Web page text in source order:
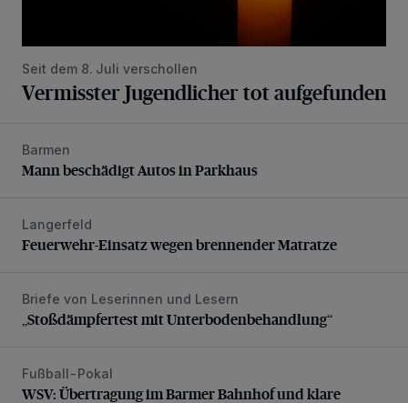
Seit dem 8. Juli verschollen
Vermisster Jugendlicher tot aufgefunden
Mann beschädigt Autos in Parkhaus
Barmen
Mann beschädigt Autos in Parkhaus
Feuerwehr-Einsatz wegen brennender Matratze
Langerfeld
Feuerwehr-Einsatz wegen brennender Matratze
„Stoßdämpfertest mit Unterbodenbehandlung“
Briefe von Leserinnen und Lesern
„Stoßdämpfertest mit Unterbodenbehandlung“
WSV: Übertragung im Barmer Bahnhof und klare Ansage
Fußball-Pokal
WSV: Übertragung im Barmer Bahnhof und klare